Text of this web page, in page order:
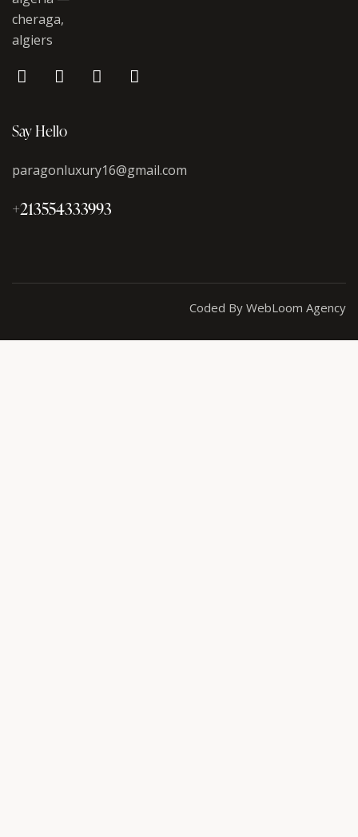
cheraga,
algiers
Say Hello
paragonluxury16@gmail.com
+213554333993
Coded By WebLoom Agency